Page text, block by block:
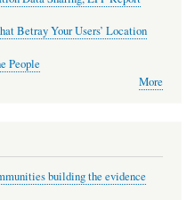
Betray Your Users’ Location
People
More
building the evidence